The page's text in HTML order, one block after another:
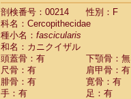
剖検番号：00214
性別：F
科名：Cercopithecidae
種小名： fascicularis
和名：カニクイザル
頭蓋骨：有
下顎骨：無
尺骨：有
肩甲骨：有
腓骨：有
寛骨：有
手：有
足：有